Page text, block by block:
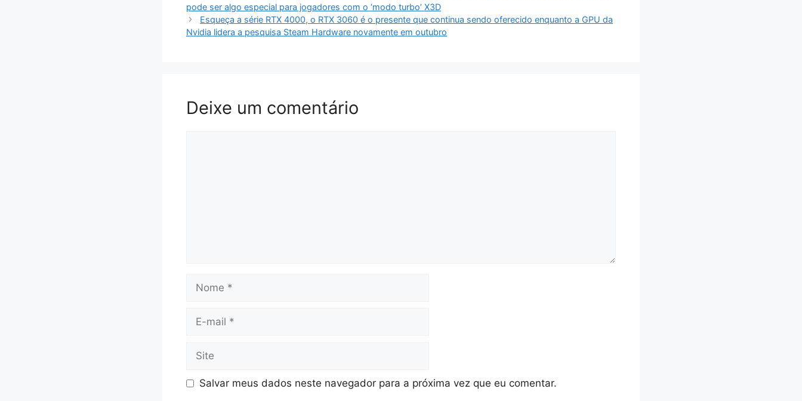
pode ser algo especial para jogadores com o ‘modo turbo’ X3D
Esqueça a série RTX 4000, o RTX 3060 é o presente que continua sendo oferecido enquanto a GPU da
Nvidia lidera a pesquisa Steam Hardware novamente em outubro
Deixe um comentário
mail
Salvar meus dados neste navegador para a próxima vez que eu comentar.